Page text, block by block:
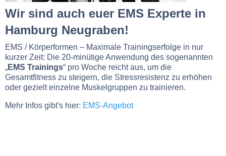
Wir sind auch euer EMS Experte in
Hamburg Neugraben!
EMS / Körperformen – Maximale Trainingserfolge in nur
kurzer Zeit: Die 20-minütige Anwendung des sogenannten
„EMS Trainings“ pro Woche reicht aus, um die
Gesamtfitness zu steigern, die Stressresistenz zu erhöhen
oder gezielt einzelne Muskelgruppen zu trainieren.
Mehr Infos gibt's hier: EMS-Angebot